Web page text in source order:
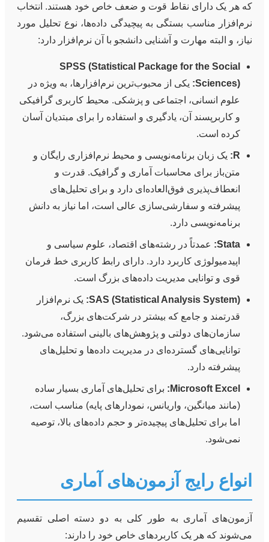
که هر یک دارای نقاط قوت و ضعف خاص خود هستند. انتخاب
نرم‌افزار مناسب بستگی به پیچیدگی داده‌ها، نوع تحلیل مورد
نیاز، و البته مهارت و آشنایی دانشجو با آن نرم‌افزار دارد:
SPSS (Statistical Package for the Social
Sciences): یکی از محبوب‌ترین نرم‌افزارها، به ویژه در
علوم انسانی، اجتماعی و پزشکی. محیط کاربری گرافیکی
و کاربرپسند آن، یادگیری و استفاده را برای مبتدیان آسان
کرده است.
R:
یک زبان برنامه‌نویسی و محیط نرم‌افزاری رایگان و
متن‌باز برای محاسبات آماری و گرافیک. قدرت و
انعطاف‌پذیری فوق‌العاده‌ای دارد و برای تحلیل‌های
پیشرفته و سفارشی‌سازی عالی است، اما نیاز به دانش
برنامه‌نویسی دارد.
Stata:
عمدتاً در رشته‌های اقتصاد، علوم سیاسی و
اپیدمیولوژی کاربرد دارد. دارای رابط کاربری خط فرمان
قوی و توانایی مدیریت داده‌های بزرگ است.
SAS (Statistical Analysis System): یک نرم‌افزار
قدرتمند و جامع که بیشتر در شرکت‌های بزرگ،
سازمان‌های دولتی و پژوهش‌های بالینی استفاده می‌شود.
توانایی‌های گسترده‌ای در مدیریت داده‌ها و تحلیل‌های
پیشرفته دارد.
Microsoft Excel:
برای تحلیل‌های آماری بسیار ساده
(مانند میانگین، واریانس، نمودارهای پایه) مناسب است،
اما برای تحلیل‌های پیچیده‌تر و حجم داده‌های بالا، توصیه
نمی‌شود.
انواع رایج آزمون‌های آماری
آزمون‌های آماری به طور کلی به دو دسته اصلی تقسیم
می‌شوند که هر یک کاربردهای خاص خود را دارند: